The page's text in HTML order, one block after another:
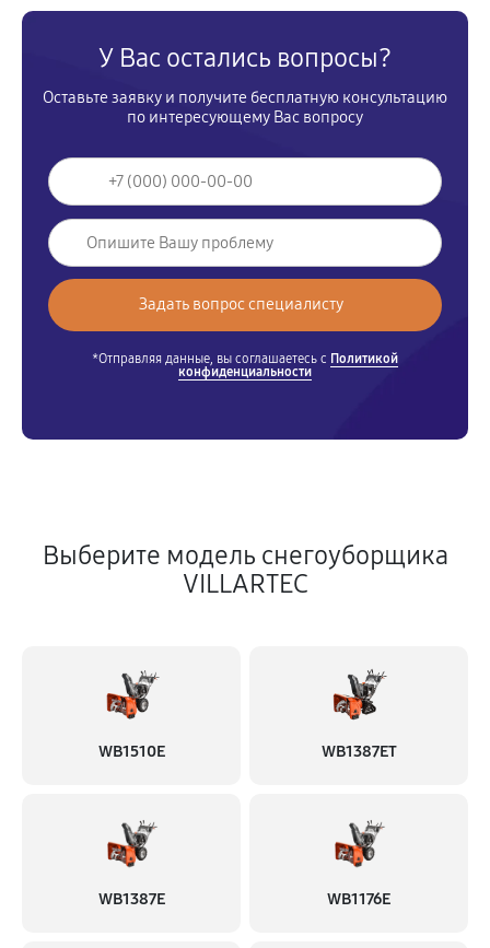
У Вас остались вопросы?
Оставьте заявку и получите бесплатную консультацию
по интересующему Вас вопросу
*Отправляя данные, вы соглашаетесь с Политикой
конфиденциальности
Выберите модель снегоуборщика
VILLARTEC
WB1510E WB1387ET
WB1387E WB1176E